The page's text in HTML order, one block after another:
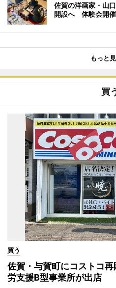
佐賀の洋画家・山
開設へ 体験会開催
もっと
買
買う
佐賀・与賀町にコストコ
労支援B型事業所が出店